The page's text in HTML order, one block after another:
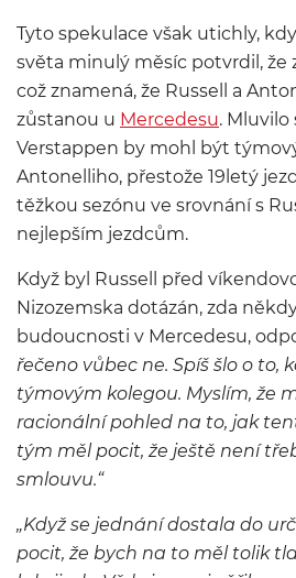
Tyto spekulace však utichly,
světa minulý měsíc potvrdil, že
což znamená, že Russell a
zůstanou u Mercedesu. Mluvilo
Verstappen by mohl být
Antonelliho, přestože 19letý
těžkou sezónu ve srovnání s
nejlepším jezdcům.
Když byl Russell před
Nizozemska dotázán, zda
budoucnosti v Mercedesu,
řečeno vůbec ne. Spíš šlo o to,
týmovým kolegou. Myslím, že
racionální pohled na to, jak
tým měl pocit, že ještě není
smlouvu.“
„Když se jednání dostala do
pocit, že bych na to měl tolik